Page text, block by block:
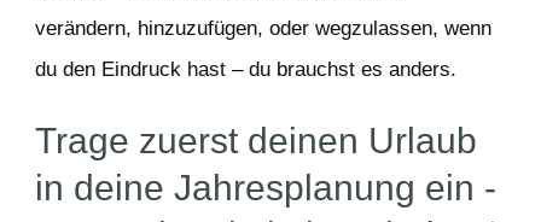
verändern, hinzuzufügen, oder wegzulassen, wenn
du den Eindruck hast – du brauchst es anders.
Trage zuerst deinen Urlaub
in deine Jahresplanung ein -